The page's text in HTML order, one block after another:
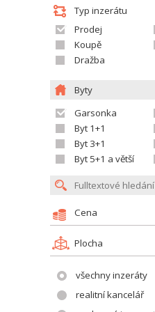
Typ inzerátu
Prodej
Koupě
Dražba
Byty
Garsonka
Byt 1+1
Byt 3+1
Byt 5+1 a větší
Cena
Plocha
všechny inzeráty
realitní kancelář